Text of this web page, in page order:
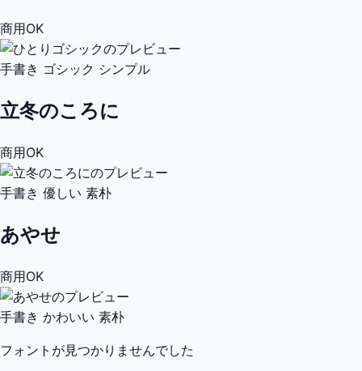
商用OK
手書き ゴシック シンプル
立冬のころに
商用OK
手書き 優しい 素朴
あやせ
商用OK
手書き かわいい 素朴
フォントが見つかりませんでした